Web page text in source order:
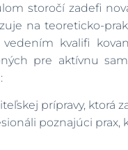
storočí zadefi
na teoreticko-
kvalifi
pre aktívnu
prípravy, ktorá
poznajúci prax,